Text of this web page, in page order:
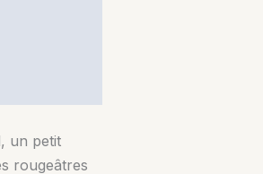
un petit
rougeâtres